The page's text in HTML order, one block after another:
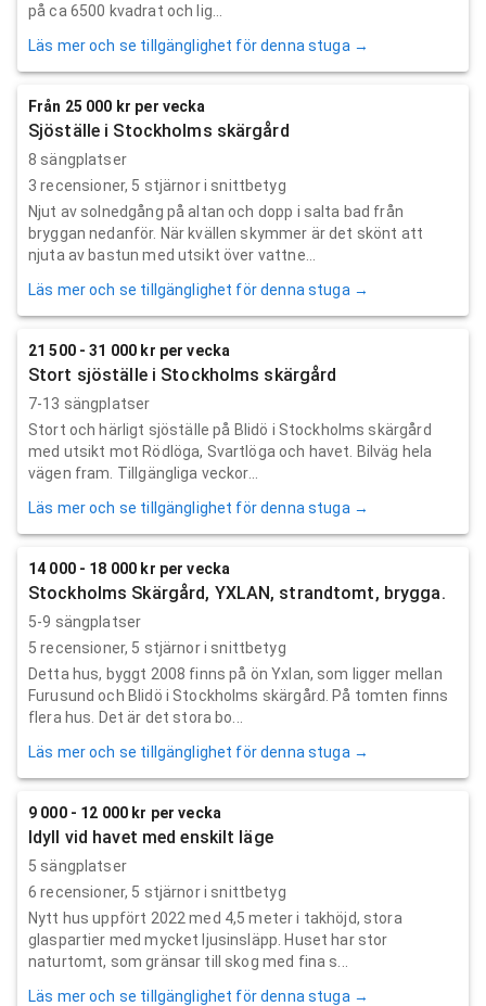
på ca 6500 kvadrat och lig...
Läs mer och se tillgänglighet för denna stuga →
Från 25 000 kr per vecka
Sjöställe i Stockholms skärgård
8 sängplatser
3 recensioner, 5 stjärnor i snittbetyg
Njut av solnedgång på altan och dopp i salta bad från
bryggan nedanför. När kvällen skymmer är det skönt att
njuta av bastun med utsikt över vattne...
Läs mer och se tillgänglighet för denna stuga →
21 500 - 31 000 kr per vecka
Stort sjöställe i Stockholms skärgård
7-13 sängplatser
Stort och härligt sjöställe på Blidö i Stockholms skärgård
med utsikt mot Rödlöga, Svartlöga och havet. Bilväg hela
vägen fram. Tillgängliga veckor...
Läs mer och se tillgänglighet för denna stuga →
14 000 - 18 000 kr per vecka
Stockholms Skärgård, YXLAN, strandtomt, brygga.
5-9 sängplatser
5 recensioner, 5 stjärnor i snittbetyg
Detta hus, byggt 2008 finns på ön Yxlan, som ligger mellan
Furusund och Blidö i Stockholms skärgård. På tomten finns
flera hus. Det är det stora bo...
Läs mer och se tillgänglighet för denna stuga →
9 000 - 12 000 kr per vecka
Idyll vid havet med enskilt läge
5 sängplatser
6 recensioner, 5 stjärnor i snittbetyg
Nytt hus uppfört 2022 med 4,5 meter i takhöjd, stora
glaspartier med mycket ljusinsläpp. Huset har stor
naturtomt, som gränsar till skog med fina s...
Läs mer och se tillgänglighet för denna stuga →